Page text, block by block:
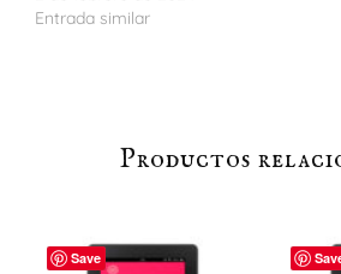
Entrada similar
Productos
Save